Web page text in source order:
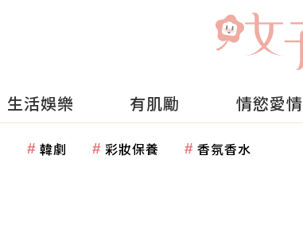
生活娛樂 有肌勵 情慾愛情
韓劇 彩妝保養 香氛香水